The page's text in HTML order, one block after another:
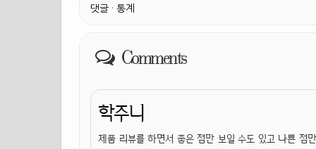
댓글 · 통계
Comments
학주니
제품 리뷰를 하면서 좋은 점만 보일 수도 있고 나쁜 점